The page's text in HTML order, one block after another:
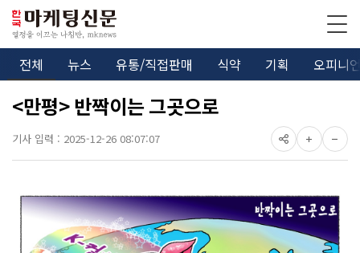
전체 뉴스 유통/직접판매 식약 기획 오피니
<만평> 반짝이는 그곳으로
기사 입력 : 2025-12-26 08:07:07